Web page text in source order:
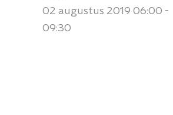
02 augustus 2019 06:00 -
09:30